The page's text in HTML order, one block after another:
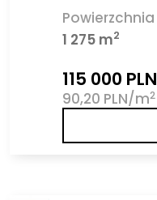
Powierzchnia
1 275 m2
115 000 PLN
90,20 PLN/m2